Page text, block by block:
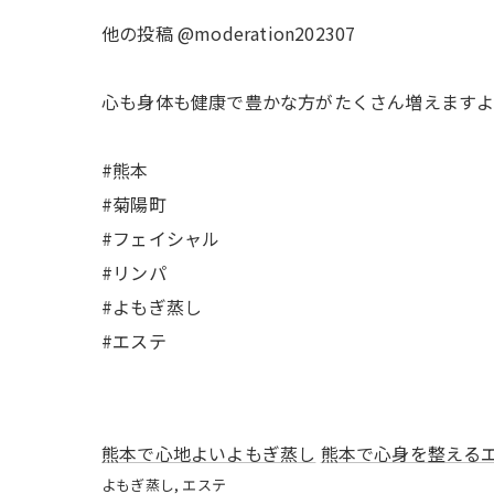
他の投稿 @moderation202307
心も身体も健康で豊かな方がたくさん増えます
#熊本
#菊陽町
#フェイシャル
#リンパ
#よもぎ蒸し
#エステ
熊本で心地よいよもぎ蒸し 熊本で心身を整える
よもぎ蒸し エステ